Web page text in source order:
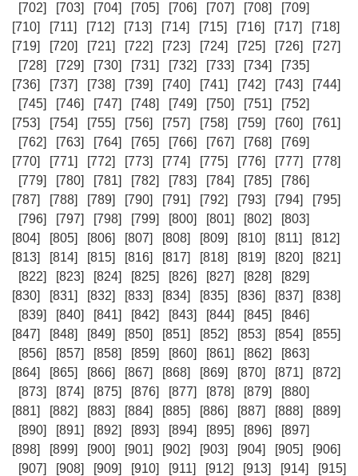
[702]
[703] [704] [705] [706] [707] [708]
[709]
[710]
[711] [712] [713] [714] [715] [716] [717]
[718]
[719]
[720] [721] [722] [723] [724] [725] [726]
[727]
[728]
[729] [730] [731] [732] [733] [734]
[735]
[736]
[737] [738] [739] [740] [741] [742] [743]
[744]
[745]
[746] [747] [748] [749] [750] [751]
[752]
[753]
[754] [755] [756] [757] [758] [759] [760]
[761]
[762]
[763] [764] [765] [766] [767] [768]
[769]
[770]
[771] [772] [773] [774] [775] [776] [777]
[778]
[779]
[780] [781] [782] [783] [784] [785]
[786]
[787]
[788] [789] [790] [791] [792] [793] [794]
[795]
[796]
[797] [798] [799] [800] [801] [802]
[803]
[804]
[805] [806] [807] [808] [809] [810] [811]
[812]
[813]
[814] [815] [816] [817] [818] [819] [820]
[821]
[822]
[823] [824] [825] [826] [827] [828]
[829]
[830]
[831] [832] [833] [834] [835] [836] [837]
[838]
[839]
[840] [841] [842] [843] [844] [845]
[846]
[847]
[848] [849] [850] [851] [852] [853] [854]
[855]
[856]
[857] [858] [859] [860] [861] [862]
[863]
[864]
[865] [866] [867] [868] [869] [870] [871]
[872]
[873]
[874] [875] [876] [877] [878] [879]
[880]
[881]
[882] [883] [884] [885] [886] [887] [888]
[889]
[890]
[891] [892] [893] [894] [895] [896]
[897]
[898]
[899] [900] [901] [902] [903] [904] [905]
[906]
[907]
[908] [909] [910] [911] [912] [913] [914] [915]